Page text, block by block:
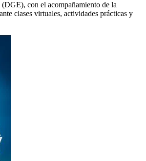
con el acompañamiento de la
clases virtuales, actividades prácticas y